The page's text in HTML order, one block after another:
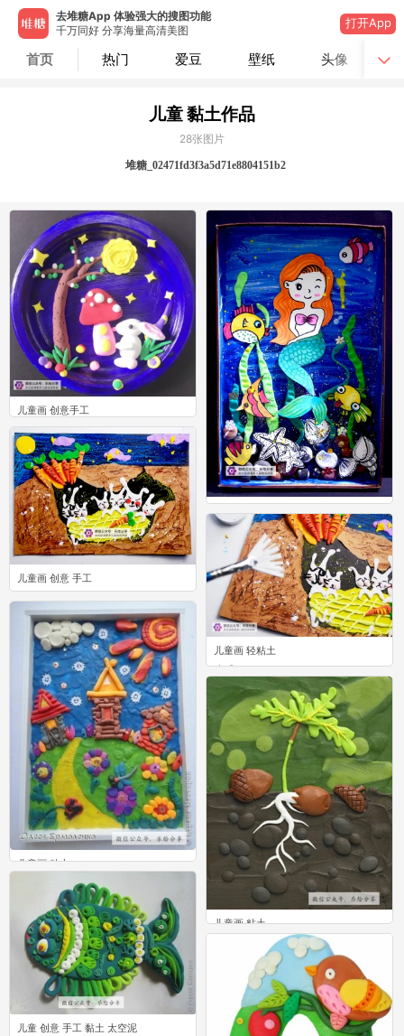
去堆糖App 体验强大的搜图功能
千万同好 分享海量高清美图
打开App
首页 热门 爱豆 壁纸 头像
儿童 黏土作品
28张图片
堆糖_02471fd3f3a5d71e8804151b2
儿童画 创意手工
1
儿童画 创意
0
儿童画 创意 手工
儿童画 粘土
儿童 创意 手工 黏土 太空泥
儿童画 轻粘土
0
儿童画 粘土